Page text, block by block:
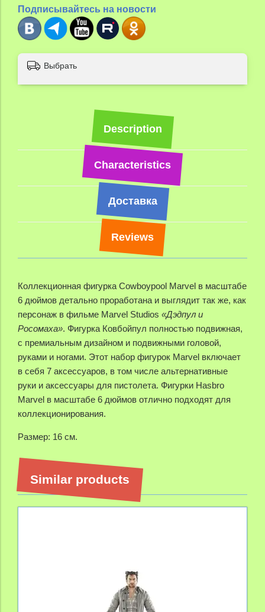
Подписывайтесь на новости
Выбрать
Description
Characteristics
Доставка
Reviews
Коллекционная фигурка Cowboypool Marvel в масштабе
6 дюймов детально проработана и выглядит так же, как
персонаж в фильме Marvel Studios «Дэдпул и
Росомаха». Фигурка Ковбойпул полностью подвижная,
с премиальным дизайном и подвижными головой,
руками и ногами. Этот набор фигурок Marvel включает
в себя 7 аксессуаров, в том числе альтернативные
руки и аксессуары для пистолета. Фигурки Hasbro
Marvel в масштабе 6 дюймов отлично подходят для
коллекционирования.
Размер: 16 см.
Similar products